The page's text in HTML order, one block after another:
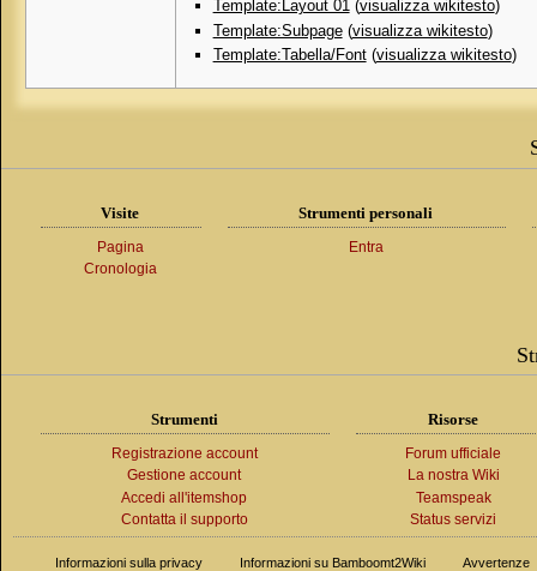
Template:Layout 01(visualizza wikitesto)
Template:Subpage(visualizza wikitesto)
Template:Tabella/Font(visualizza wikitesto)
Visite
Pagina
Cronologia
Strumenti personali
Entra
Strumenti
Registrazione account
Gestione account
Accedi all'itemshop
Contatta il supporto
Risorse
Forum ufficiale
La nostra Wiki
Teamspeak
Status servizi
Informazioni sulla privacy Informazioni su Bamboomt2Wiki Avvertenze